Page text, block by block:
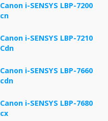
Canon i-SENSYS LBP-7200
cn
Canon i-SENSYS LBP-7210
Cdn
Canon i-SENSYS LBP-7660
cdn
Canon i-SENSYS LBP-7680
cx